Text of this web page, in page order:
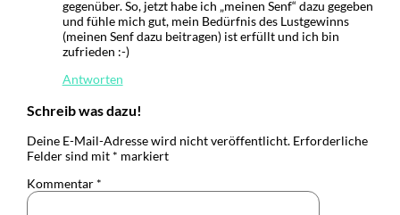
gegenüber. So, jetzt habe ich „meinen Senf“ dazu gegeben
und fühle mich gut, mein Bedürfnis des Lustgewinns
(meinen Senf dazu beitragen) ist erfüllt und ich bin
zufrieden :-)
Antworten
Schreib was dazu!
Deine E-Mail-Adresse wird nicht veröffentlicht. Erforderliche
Felder sind mit * markiert
Kommentar *